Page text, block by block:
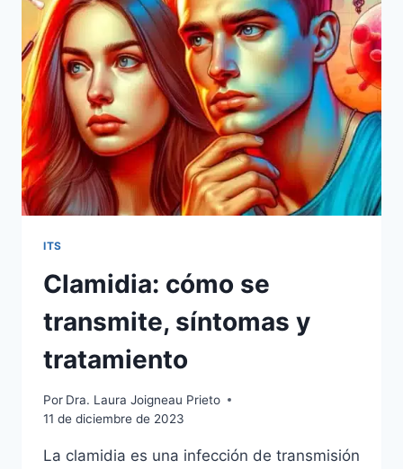
ITS
Clamidia: cómo se
transmite, síntomas y
tratamiento
Por Dra. Laura Joigneau Prieto
11 de diciembre de 2023
La clamidia es una infección de transmisión